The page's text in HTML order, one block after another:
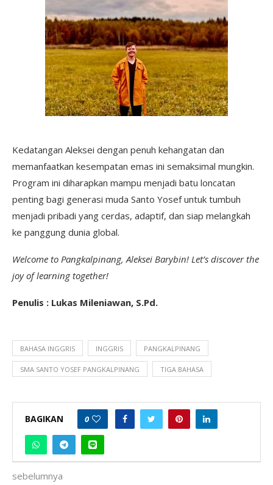
Kedatangan Aleksei dengan penuh kehangatan dan
memanfaatkan kesempatan emas ini semaksimal mungkin.
Program ini diharapkan mampu menjadi batu loncatan
penting bagi generasi muda Santo Yosef untuk tumbuh
menjadi pribadi yang cerdas, adaptif, dan siap melangkah
ke panggung dunia global.
Welcome to Pangkalpinang, Aleksei Barybin! Let’s discover the
joy of learning together!
Penulis : Lukas Mileniawan, S.Pd.
BAHASA INGGRIS INGGRIS PANGKALPINANG
SMA SANTO YOSEF PANGKALPINANG TIGA BAHASA
BAGIKAN 0
sebelumnya